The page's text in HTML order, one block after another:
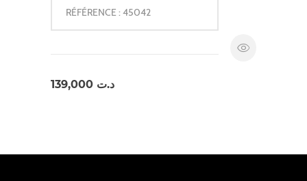
RÉFÉRENCE : 45042
د.ت